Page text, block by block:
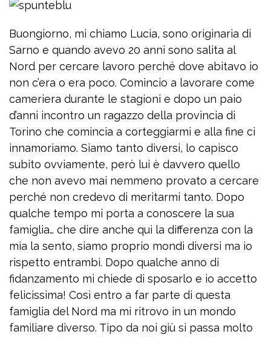
Buongiorno, mi chiamo Lucia, sono originaria di
Sarno e quando avevo 20 anni sono salita al
Nord per cercare lavoro perché dove abitavo io
non c’era o era poco. Comincio a lavorare come
cameriera durante le stagioni e dopo un paio
d’anni incontro un ragazzo della provincia di
Torino che comincia a corteggiarmi e alla fine ci
innamoriamo. Siamo tanto diversi, lo capisco
subito ovviamente, però lui è davvero quello
che non avevo mai nemmeno provato a cercare
perché non credevo di meritarmi tanto. Dopo
qualche tempo mi porta a conoscere la sua
famiglia… che dire anche qui la differenza con la
mia la sento, siamo proprio mondi diversi ma io
rispetto entrambi. Dopo qualche anno di
fidanzamento mi chiede di sposarlo e io accetto
felicissima! Così entro a far parte di questa
famiglia del Nord ma mi ritrovo in un mondo
familiare diverso. Tipo da noi giù si passa molto